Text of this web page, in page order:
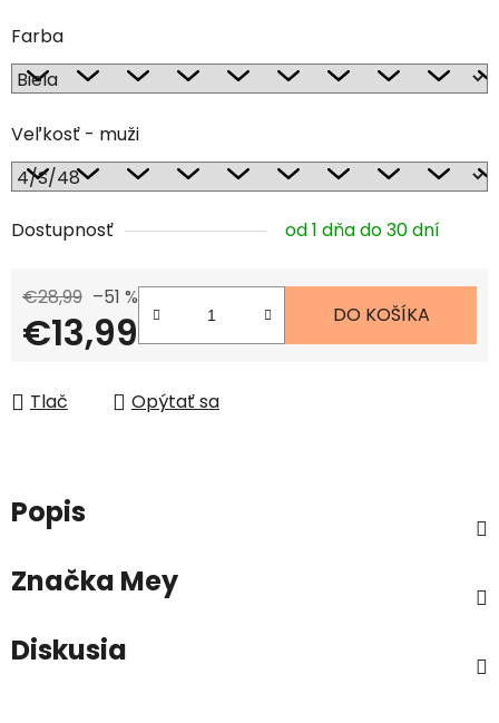
Farba
Veľkosť - muži
Dostupnosť od 1 dňa do 30 dní
€28,99 –51 %
€13,99 DO KOŠÍKA
Tlač Opýtať sa
Popis
Značka Mey
Diskusia